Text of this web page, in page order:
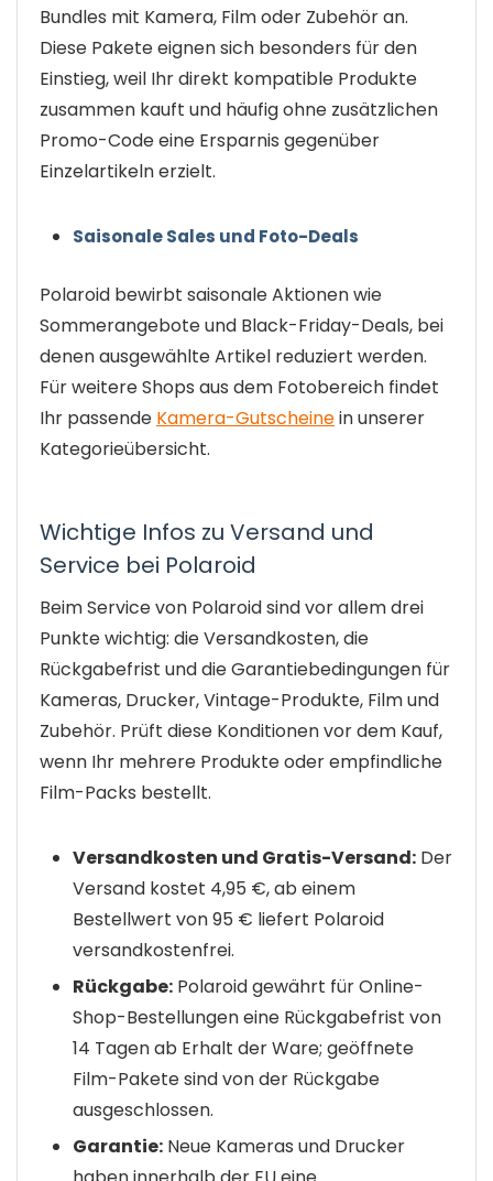
Bundles mit Kamera, Film oder Zubehör an.
Diese Pakete eignen sich besonders für den
Einstieg, weil Ihr direkt kompatible Produkte
zusammen kauft und häufig ohne zusätzlichen
Promo-Code eine Ersparnis gegenüber
Einzelartikeln erzielt.
Saisonale Sales und Foto-Deals
Polaroid bewirbt saisonale Aktionen wie
Sommerangebote und Black-Friday-Deals, bei
denen ausgewählte Artikel reduziert werden.
Für weitere Shops aus dem Fotobereich findet
Ihr passende Kamera-Gutscheinein unserer
Kategorieübersicht.
Wichtige Infos zu Versand und
Service bei Polaroid
Beim Service von Polaroid sind vor allem drei
Punkte wichtig: die Versandkosten, die
Rückgabefrist und die Garantiebedingungen für
Kameras, Drucker, Vintage-Produkte, Film und
Zubehör. Prüft diese Konditionen vor dem Kauf,
wenn Ihr mehrere Produkte oder empfindliche
Film-Packs bestellt.
Versandkosten und Gratis-Versand: Der
Versand kostet 4,95 €, ab einem
Bestellwert von 95 € liefert Polaroid
versandkostenfrei.
Rückgabe: Polaroid gewährt für Online-
Shop-Bestellungen eine Rückgabefrist von
14 Tagen ab Erhalt der Ware; geöffnete
Film-Pakete sind von der Rückgabe
ausgeschlossen.
Garantie: Neue Kameras und Drucker